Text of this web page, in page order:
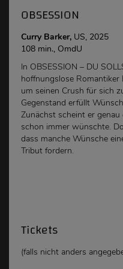
OBSESSION
Curry Barker, US, 2025
108 min., OmdU
In OBSESSION – DU
hoffnungslose Romantiker
um seinen Crush für sich
Gegenstand erfüllt
Zunächst scheint er
schon immer wünschte.
dass manche Wünsche
Tribut fordern.
Tickets
(falls nicht anders